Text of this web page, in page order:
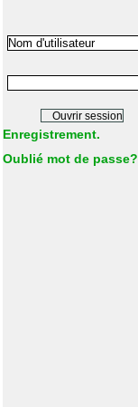
Enregistrement.
Oublié mot de passe?